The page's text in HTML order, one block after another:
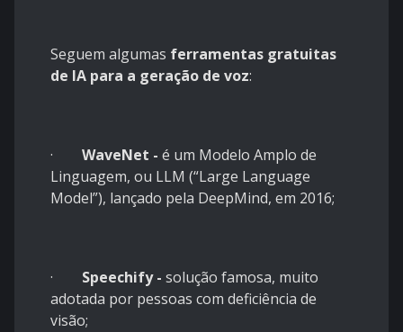
Seguem algumas ferramentas gratuitas
de IA para a geração de voz:
· WaveNet - é um Modelo Amplo de
Linguagem, ou LLM (“Large Language
Model”), lançado pela DeepMind, em 2016;
· Speechify - solução famosa, muito
adotada por pessoas com deficiência de
visão;